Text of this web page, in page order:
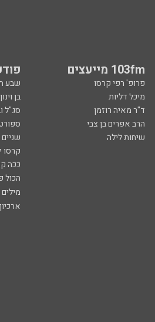
103fm מייעצים
פרופ' רפי קרסו שבע
מיכל דליות בן
ד"ר מאיה רוזמן סג"ל
הרב אפרים בן צבי
שיחות לילה
קרסו
ככה
הכול
מילים
ארכיון 103fm